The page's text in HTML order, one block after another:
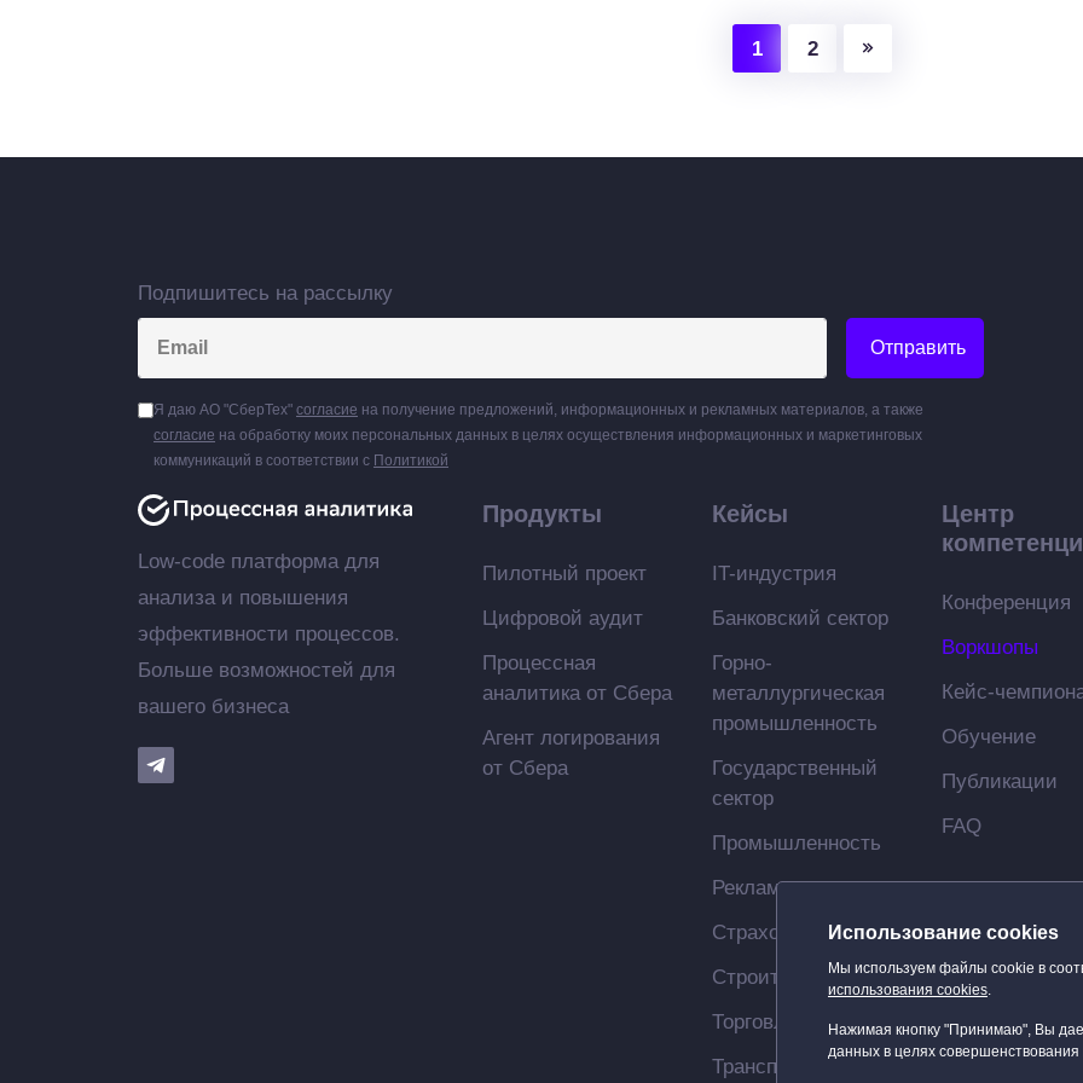
1 2
Подпишитесь на рассылку
Отправить
Я даю АО "СберТех" согласие на получение предложений, информационных и рекламных материалов, а также
согласие на обработку моих персональных данных в целях осуществления информационных и маркетинговых
коммуникаций в соответствии с Политикой
Low-code платформа для
анализа и повышения
эффективности процессов.
Больше возможностей для
вашего бизнеса
Продукты
Пилотный проект
Цифровой аудит
Процессная
аналитика от Сбера
Агент логирования
от Сбера
Кейсы
IT-индустрия
Банковский сектор
Горно-
металлургическая
промышленность
Государственный
сектор
Промышленность
Реклама
Страхование
Строительство
Торговля
Транспорт
Центр
Конференция
Воркшопы
Кейс-
Обучение
Публикации
FAQ
Использование cookies
Мы используем файлы cookie в
использования cookies.
Нажимая кнопку "Принимаю", Вы
данных в целях